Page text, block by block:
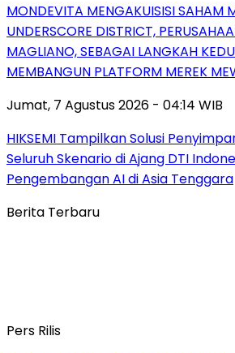
MONDEVITA MENGAKUISISI SAHAM
UNDERSCORE DISTRICT,
MAGLIANO, SEBAGAI LANGKAH
MEMBANGUN PLATFORM MEREK
Jumat, 7 Agustus 2026 - 04:14 WIB
HIKSEMI Tampilkan Solusi
Seluruh Skenario di Ajang DTI
Pengembangan AI di Asia Tenggara
Berita Terbaru
Pers Rilis